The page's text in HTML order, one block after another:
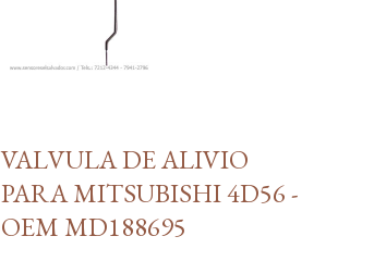
VALVULA DE ALIVIO
PARA MITSUBISHI 4D56 -
OEM MD188695